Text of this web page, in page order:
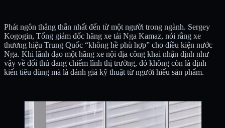
Phát ngôn thẳng thắn nhất đến từ một người trong ngành. Sergey
Kogogin, Tổng giám đốc hãng xe tải Nga Kamaz, nói rằng xe
thương hiệu Trung Quốc “không hề phù hợp” cho điều kiện nước
Nga. Khi lãnh đạo một hãng xe nội địa công khai nhận định như
vậy về đối thủ đang chiếm lĩnh thị trường, đó không còn là định
kiến tiêu dùng mà là đánh giá kỹ thuật từ người hiểu sản phẩm.